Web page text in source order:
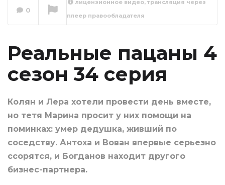
Реальные пацаны
0
лицензионное видео, трансляция через
плеер правообладателя
Реальные пацаны 4
сезон 34 серия
Колян и Лера хотели провести день вместе,
но тетя Марина просит у них помощи на
поминках: умер дедушка, живший по
соседству. Антоха и Вован впервые серьезно
ссорятся, и Богданов находит другого
бизнес-партнера.